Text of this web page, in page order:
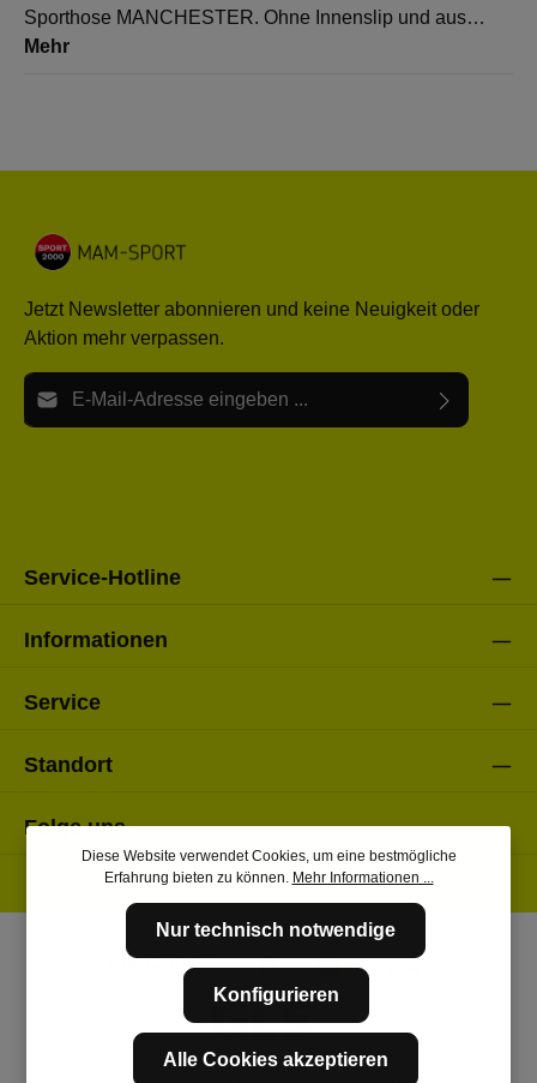
Sporthose MANCHESTER. Ohne Innenslip und aus…
Mehr
Jetzt Newsletter abonnieren und keine Neuigkeit oder
Aktion mehr verpassen.
E-Mail-Adresse*
Service-Hotline
Informationen
Service
Standort
Folge uns
Diese Website verwendet Cookies, um eine bestmögliche
Erfahrung bieten zu können. Mehr Informationen ...
Nur technisch notwendige
Konfigurieren
Alle Cookies akzeptieren